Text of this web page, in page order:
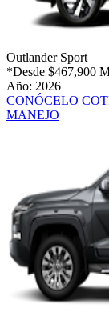
Outlander Sport
*Desde $467,900
Año: 2026
CONÓCELO
MANEJO